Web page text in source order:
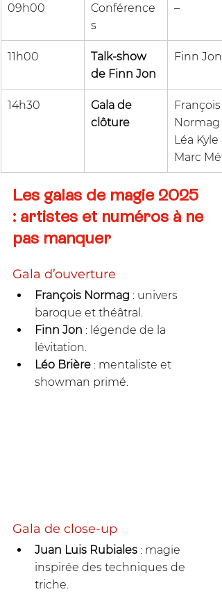
09h00
Conférence
s
–
11h00
Talk-show
de Finn Jon
Finn Jon
14h30
Gala de
clôture
François
Normag ·
Léa Kyle ·
Marc
Les galas de magie 2025
: artistes et numéros à ne
pas manquer
Gala d’ouverture
François Normag : univers
baroque et théâtral.
Finn Jon : légende de la
lévitation.
Léo Brière : mentaliste et
showman primé.
Gala de close-up
Juan Luis Rubiales : magie
inspirée des techniques de
triche.